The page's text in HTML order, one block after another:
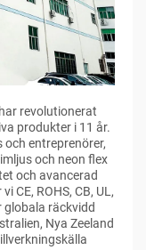
revolutionerat
produkter i 11 år.
och entreprenörer,
och neon flex
och avancerad
CE, ROHS, CB, UL,
globala räckvidd
Nya Zeeland